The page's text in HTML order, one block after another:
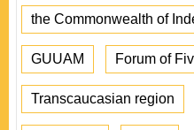
the Commonwealth of
GUUAM Forum of
Transcaucasian region